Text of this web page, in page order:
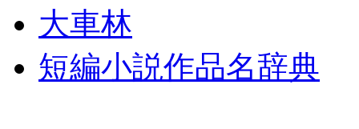
大車林
短編小説作品名辞典